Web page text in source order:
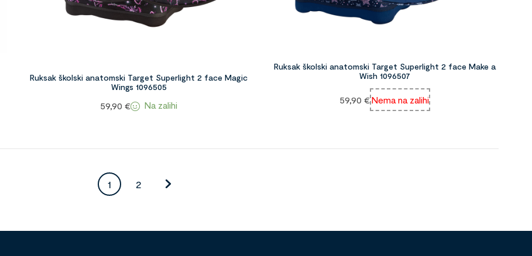
Ruksak školski anatomski Target Superlight 2 face Magic
Wings 1096505
59,90 € Na zalihi
Ruksak školski anatomski Target Superlight 2 face Make a
Wish 1096507
59,90 €Nema na zalihi
1 2